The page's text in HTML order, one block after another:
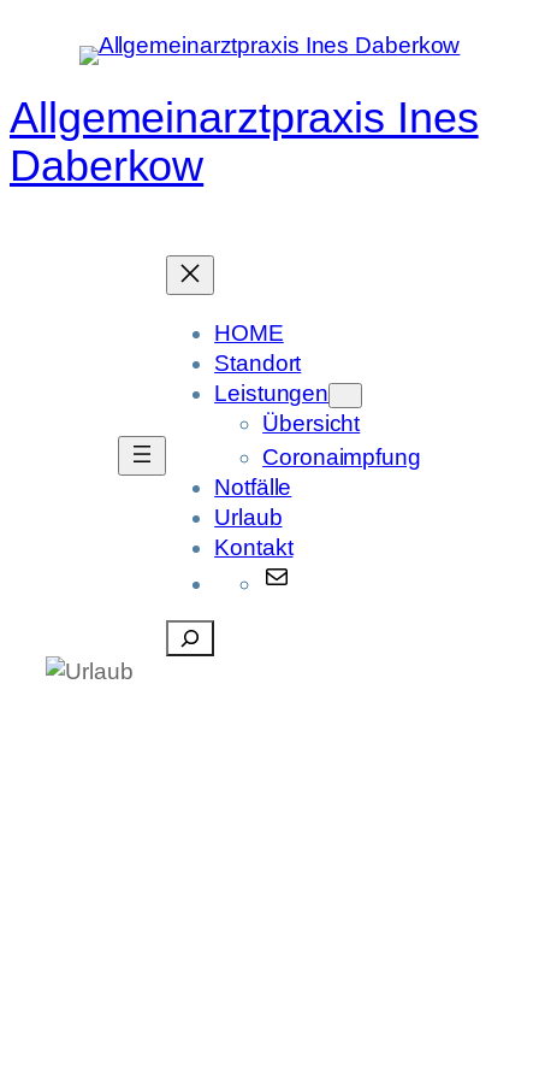
Allgemeinarztpraxis Ines
Daberkow
HOME
Standort
Leistungen
Übersicht
Coronaimpfung
Notfälle
Urlaub
Kontakt
Suchen